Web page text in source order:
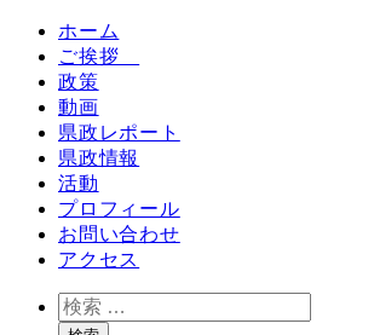
ホーム
ご挨拶
政策
動画
県政レポート
県政情報
活動
プロフィール
お問い合わせ
アクセス
検
索